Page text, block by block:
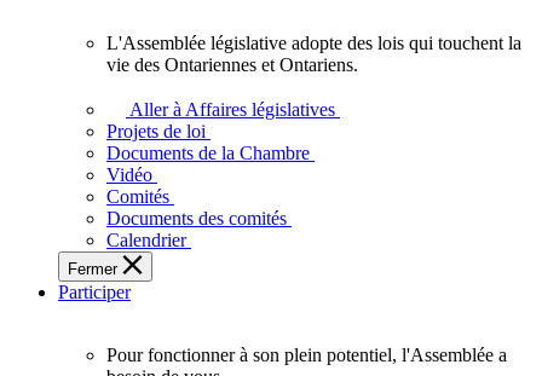
l'Ontario.
L'Assemblée
adopte
touchent
des
Ontariennes
et
L'Assemblée législative adopte des lois qui touchent la
vie des Ontariennes et Ontariens.
Aller à Affaires législatives
Projets de loi
Documents de la Chambre
Vidéo
Comités
Documents des comités
Calendrier
Fermer
Participer
Pour fonctionner à son plein potentiel, l'Assemblée a